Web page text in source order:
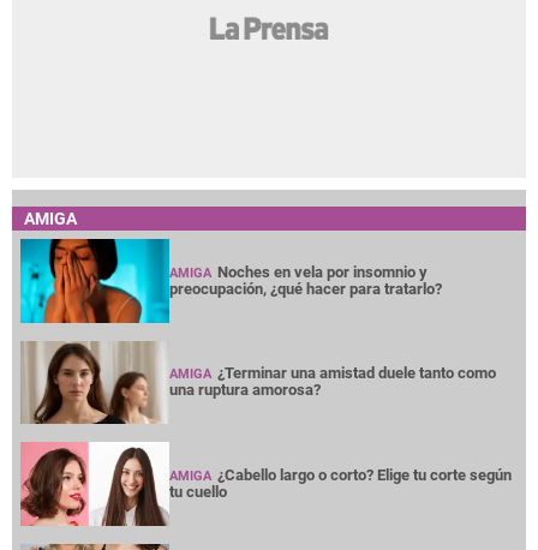
AMIGA
AMIGA Noches en vela por insomnio y
preocupación, ¿qué hacer para tratarlo?
AMIGA ¿Terminar una amistad duele tanto como
una ruptura amorosa?
AMIGA ¿Cabello largo o corto? Elige tu corte según
tu cuello